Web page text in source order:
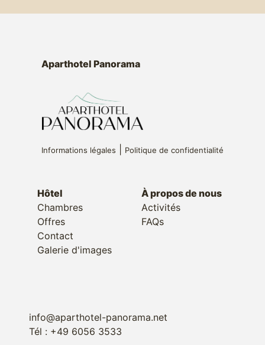
Aparthotel Panorama
Informations légales Politique de confidentialité
Hôtel
Chambres
Offres
Contact
Galerie d'images
À propos de nous
Activités
FAQs
info@aparthotel-panorama.net
Tél : +49 6056 3533